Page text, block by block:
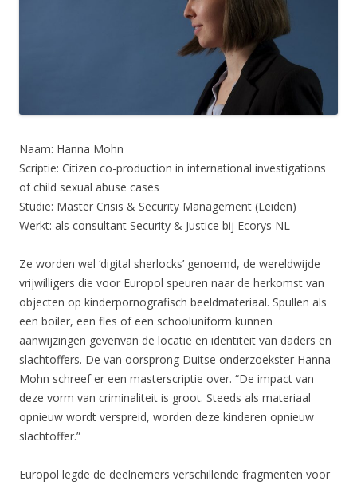
Naam: Hanna Mohn
Scriptie: Citizen co-production in international investigations
of child sexual abuse cases
Studie: Master Crisis & Security Management (Leiden)
Werkt: als consultant Security & Justice bij Ecorys NL
Ze worden wel ‘digital sherlocks’ genoemd, de wereldwijde
vrijwilligers die voor Europol speuren naar de herkomst van
objecten op kinderpornografisch beeldmateriaal. Spullen als
een boiler, een fles of een schooluniform kunnen
aanwijzingen gevenvan de locatie en identiteit van daders en
slachtoffers. De van oorsprong Duitse onderzoekster Hanna
Mohn schreef er een masterscriptie over. “De impact van
deze vorm van criminaliteit is groot. Steeds als materiaal
opnieuw wordt verspreid, worden deze kinderen opnieuw
slachtoffer.”
Europol legde de deelnemers verschillende fragmenten voor